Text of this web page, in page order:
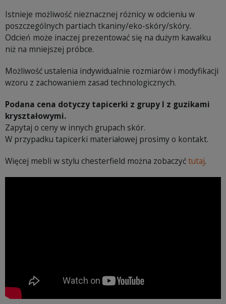
Istnieje możliwość nieznacznej różnicy w odcieniu w
poszczególnych partiach tkaniny/eko-skóry/skóry.
Odcień może inaczej prezentować się na dużym kawałku
niż na mniejszej próbce.
Możliwość ustalenia indywidualnie rozmiarów i modyfikacji
wzoru z zachowaniem zasad technologicznych.
Podana cena dotyczy tapicerki z grupy I z guzikami
kryształowymi.
Zapytaj o ceny w innych grupach skór.
W przypadku tapicerki materiałowej prosimy o kontakt.
Więcej mebli w stylu chesterfield można zobaczyćtutaj.